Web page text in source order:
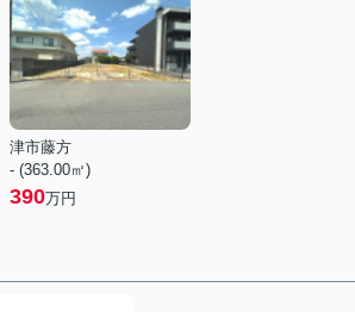
津市藤方
- (363.00㎡)
390万円